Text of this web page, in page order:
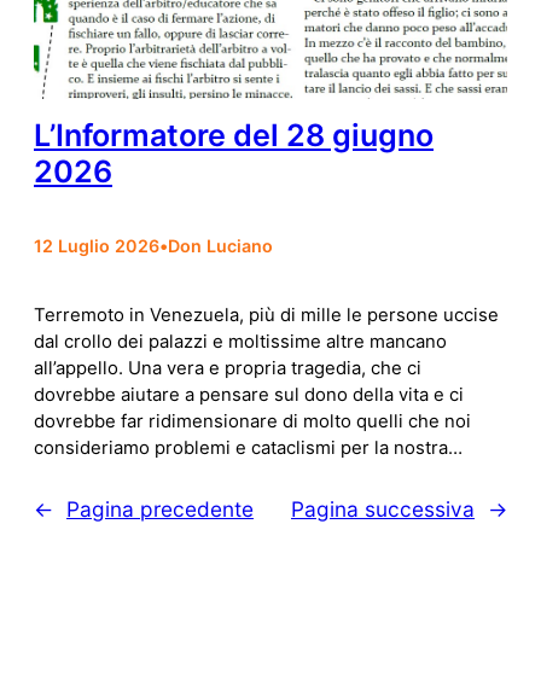
L’Informatore del 28 giugno
2026
12 Luglio 2026•Don Luciano
Terremoto in Venezuela, più di mille le persone uccise
dal crollo dei palazzi e moltissime altre mancano
all’appello. Una vera e propria tragedia, che ci
dovrebbe aiutare a pensare sul dono della vita e ci
dovrebbe far ridimensionare di molto quelli che noi
consideriamo problemi e cataclismi per la nostra…
← Pagina precedente Pagina successiva →